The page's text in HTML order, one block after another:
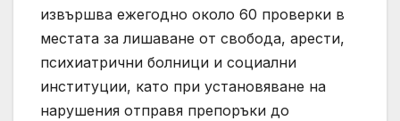
извършва ежегодно около 60 проверки в
местата за лишаване от свобода, арести,
психиатрични болници и социални
институции, като при установяване на
нарушения отправя препоръки до